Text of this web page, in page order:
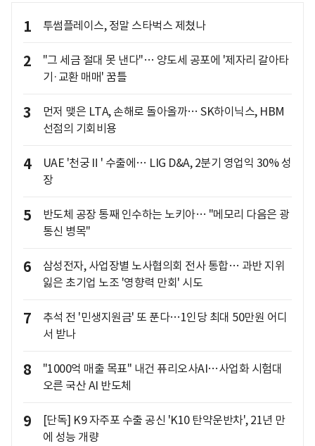
1 투썸플레이스, 정말 스타벅스 제쳤나
2
"그 세금 절대 못 낸다"… 양도세 공포에 '제자리 갈아타
기·교환 매매' 꿈틀
3
먼저 맺은 LTA, 손해로 돌아올까… SK하이닉스, HBM
선점의 기회비용
4
UAE '천궁Ⅱ' 수출에… LIG D&A, 2분기 영업익 30% 성
장
5
반도체 공장 통째 인수하는 노키아… "메모리 다음은 광
통신 병목"
6
삼성전자, 사업장별 노사협의회 전사 통합… 과반 지위
잃은 초기업 노조 '영향력 만회' 시도
7
추석 전 '민생지원금' 또 푼다…1인당 최대 50만원 어디
서 받나
8
"1000억 매출 목표" 내건 퓨리오사AI…사업화 시험대
오른 국산 AI 반도체
9
[단독] K9 자주포 수출 공신 'K10 탄약운반차', 21년 만
에 성능 개량